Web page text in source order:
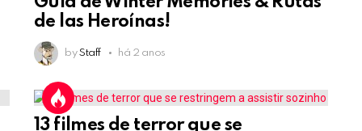
de las Heroínas!
by Staff há 2 anos
13 filmes de terror que se